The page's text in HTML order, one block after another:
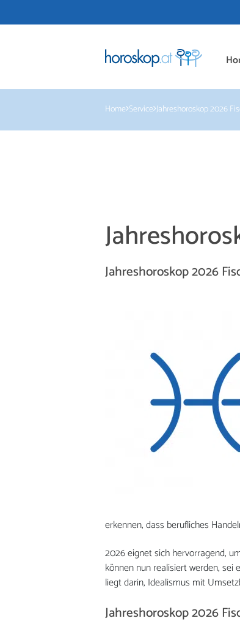
Home Service Jahreshoroskop 2026
Jahreshoroskop 2026
erkennen, dass berufliches
2026 eignet sich hervorragend,
können nun realisiert werden, sei
liegt darin, Idealismus mit
Jahreshoroskop 2026